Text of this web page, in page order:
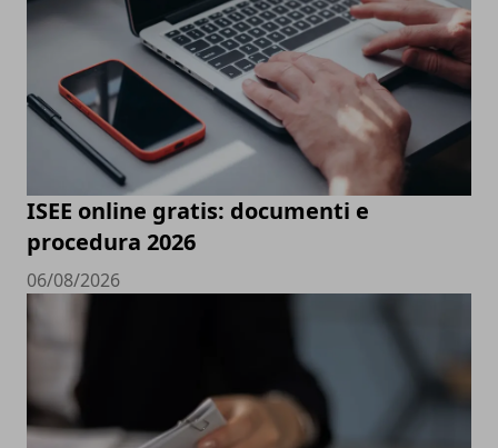
ISEE online gratis: documenti e
procedura 2026
06/08/2026